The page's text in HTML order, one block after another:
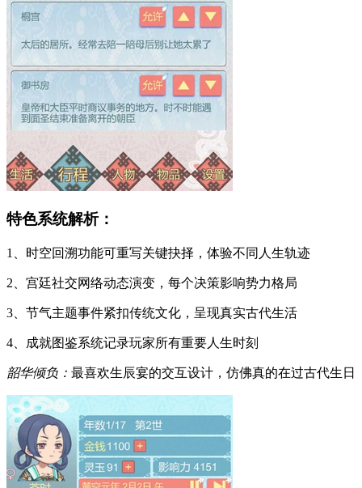
特色系统解析：
1、时空回溯功能可重写关键抉择，体验不同人生轨迹
2、宫廷社交网络动态演变，每个决策影响势力格局
3、节气主题事件紧扣传统文化，呈现真实古代生活
4、成就图鉴系统记录玩家所有重要人生时刻
韶华倾负： 最喜欢生辰宴的交互设计，仿佛真的在过古代生日